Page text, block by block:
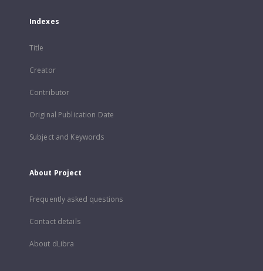
Indexes
Title
Creator
Contributor
Original Publication Date
Subject and Keywords
About Project
Frequently asked questions
Contact details
About dLibra